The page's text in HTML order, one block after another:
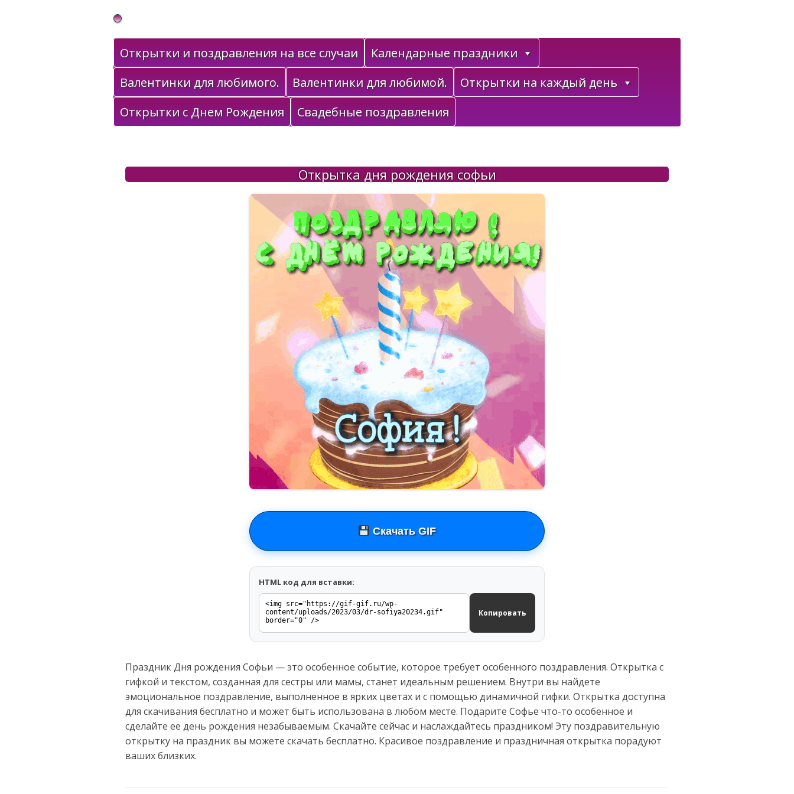
Gif Открытки в подарок
Открытки и поздравления на все случаи
Календарные праздники
Валентинки для любимого.
Валентинки для любимой.
Открытки на каждый день
Открытки с Днем Рождения
Свадебные поздравления
Открытка дня рождения софьи
Скачать GIF
HTML код для вставки:
Копировать
Праздник Дня рождения Софьи — это особенное событие, которое требует особенного поздравления. Открытка с
гифкой и текстом, созданная для сестры или мамы, станет идеальным решением. Внутри вы найдете
эмоциональное поздравление, выполненное в ярких цветах и с помощью динамичной гифки. Открытка доступна
для скачивания бесплатно и может быть использована в любом месте. Подарите Софье что-то особенное и
сделайте ее день рождения незабываемым. Скачайте сейчас и наслаждайтесь праздником! Эту поздравительную
открытку на праздник вы можете скачать бесплатно. Красивое поздравление и праздничная открытка порадуют
ваших близких.